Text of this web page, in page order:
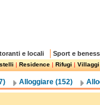
e locali Sport e
|Residence|Rifugi|
Alloggiare (152)